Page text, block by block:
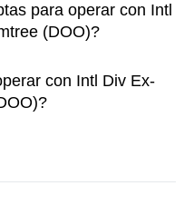
para operar con Intl
(DOO)?
con Intl Div Ex-